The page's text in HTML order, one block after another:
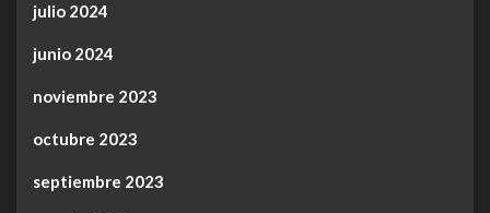
julio 2024
junio 2024
noviembre 2023
octubre 2023
septiembre 2023